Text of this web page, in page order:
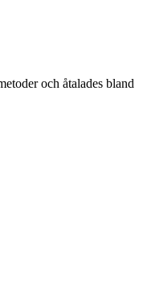
och åtalades bland